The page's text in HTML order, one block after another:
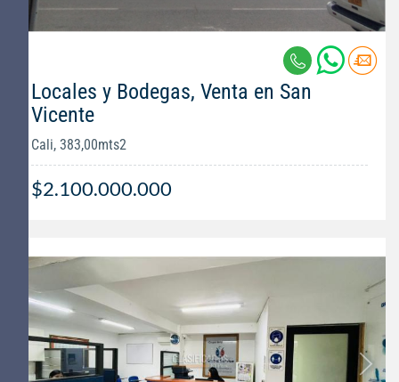
Locales y Bodegas, Venta en San
Vicente
Cali, 383,00mts2
$2.100.000.000